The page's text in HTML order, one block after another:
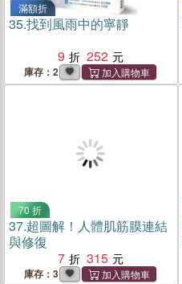
滿額折
35.找到風雨中的寧靜
9
252
庫存：2
70 折
37.超圖解！人體肌筋膜連結
與修復
7
315
庫存：3